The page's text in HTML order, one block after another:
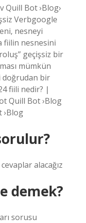
Quill Bot ›Blog›
Verbgoogle
nesneyi
fiilin nesnesini
geçişsiz bir
mümkün
doğrudan bir
fiili nedir? |
Quill Bot ›Blog
›Blog
alacağız
demek?
sorusu